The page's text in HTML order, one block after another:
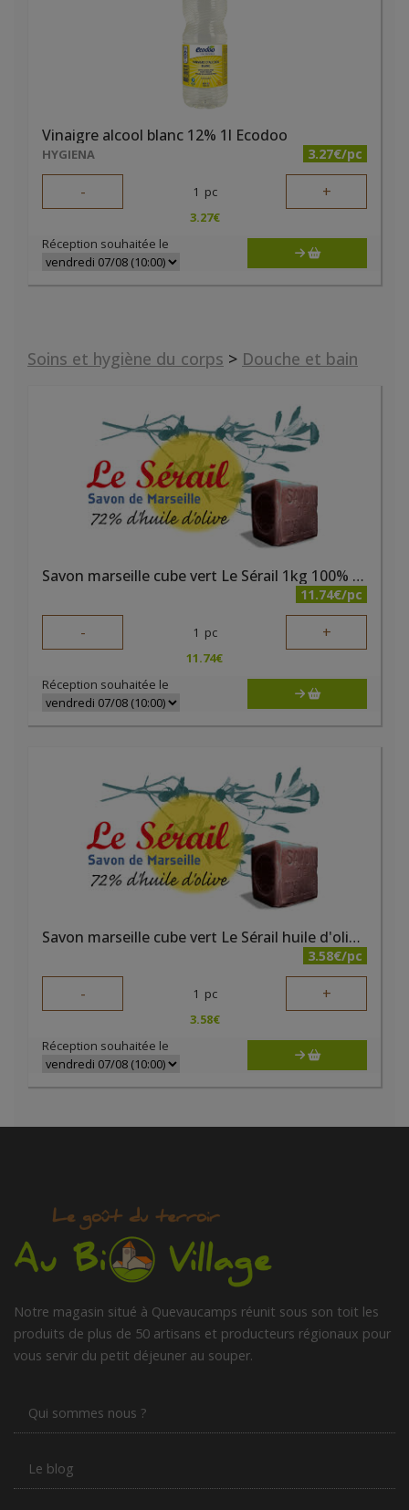
Vinaigre alcool blanc 12% 1l Ecodoo
HYGIENA 3.27€/pc
- 1 pc +
3.27€
Réception souhaitée le
Soins et hygiène du corps > Douche et bain
Savon marseille cube vert Le Sérail 1kg 100% huile d'olive
11.74€/pc
- 1 pc +
11.74€
Réception souhaitée le
Savon marseille cube vert Le Sérail huile d'olive 300g
3.58€/pc
- 1 pc +
3.58€
Réception souhaitée le
Notre magasin situé à Quevaucamps réunit sous son toit les
produits de plus de 50 artisans et producteurs régionaux pour
vous servir du petit déjeuner au souper.
Qui sommes nous ?
Le blog